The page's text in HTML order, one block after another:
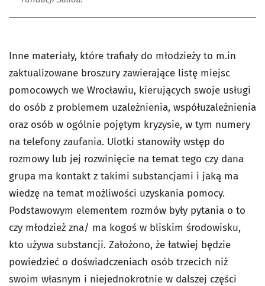
Inne materiały, które trafiały do młodzieży to m.in
zaktualizowane broszury zawierające listę miejsc
pomocowych we Wrocławiu, kierujących swoje usługi
do osób z problemem uzależnienia, współuzależnienia
oraz osób w ogólnie pojętym kryzysie, w tym numery
na telefony zaufania. Ulotki stanowiły wstęp do
rozmowy lub jej rozwinięcie na temat tego czy dana
grupa ma kontakt z takimi substancjami i jaką ma
wiedzę na temat możliwości uzyskania pomocy.
Podstawowym elementem rozmów były pytania o to
czy młodzież zna/ ma kogoś w bliskim środowisku,
kto używa substancji. Założono, że łatwiej będzie
powiedzieć o doświadczeniach osób trzecich niż
swoim własnym i niejednokrotnie w dalszej części